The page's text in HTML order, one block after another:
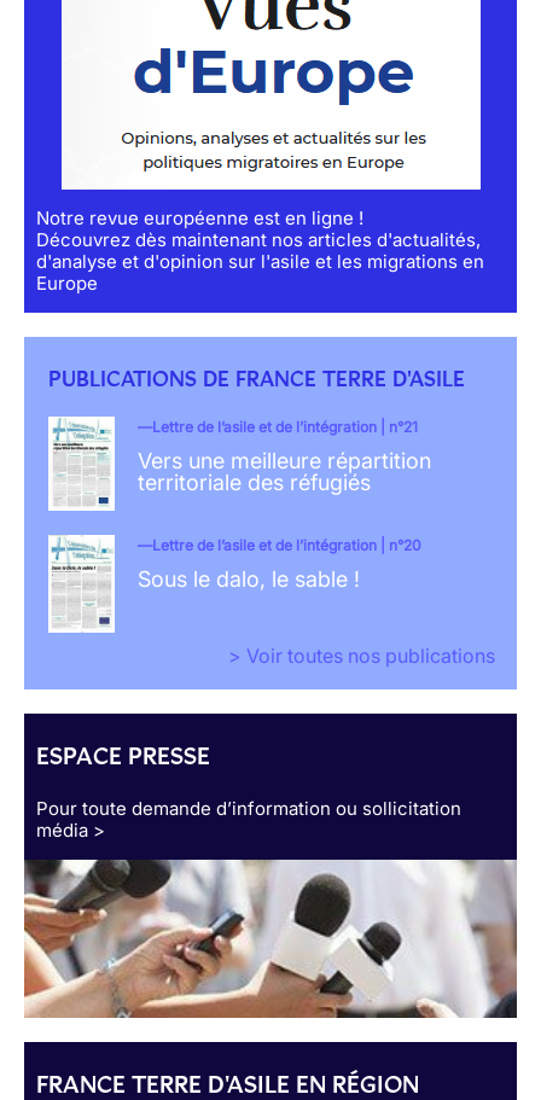
Notre revue européenne est en ligne !
Découvrez dès maintenant nos articles d'actualités,
d'analyse et d'opinion sur l'asile et les migrations en
Europe
PUBLICATIONS DE FRANCE TERRE D'ASILE
Lettre de l’asile et de l’intégration | n°21
Vers une meilleure répartition
territoriale des réfugiés
Lettre de l’asile et de l’intégration | n°20
Sous le dalo, le sable !
> Voir toutes nos publications
ESPACE PRESSE
Pour toute demande d’information ou sollicitation
média >
FRANCE TERRE D'ASILE EN RÉGION